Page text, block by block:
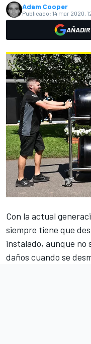
Adam Cooper
Publicado: 14 mar 2020,
AÑADIR
Con la actual
siempre tiene que
instalado, aunque no
daños cuando se